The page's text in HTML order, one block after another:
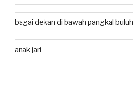
bagai dekan di bawah pangkal buluh
anak jari